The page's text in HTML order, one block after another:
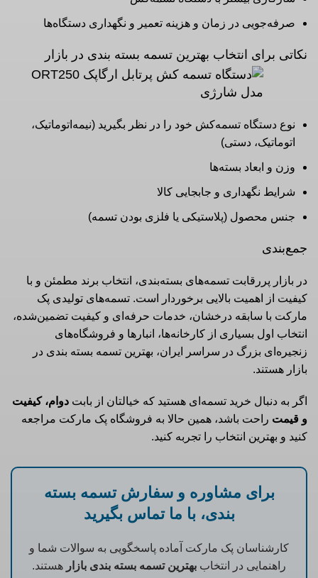
صرفه‌جویی در زمان و هزینه تعمیر و نگهداری دستگاه‌ها
نکاتی برای انتخاب بهترین تسمه بسته‌ بندی در بازار
نوع دستگاه تسمه‌کش خود را در نظر بگیرید (نیمه‌اتوماتیک،
اتوماتیک، دستی)
وزن و ابعاد بسته‌ها
شرایط نگهداری و جابجایی کالا
جنس محصول (پلاستیکی یا فلزی بودن تسمه)
جمع‌بندی
در بازار پررقابت تسمه‌های بسته‌بندی، انتخاب برند مطمئن و با
کیفیت از اهمیت بالایی برخوردار است. تسمه‌های تولیدی پک
مارکت با سابقه درخشان، خدمات حرفه‌ای و کیفیت تضمین‌شده،
انتخاب اول بسیاری از کارخانه‌ها، انبارها و فروشگاه‌های
زنجیره‌ای بزرگ در سراسر ایران، بهترین تسمه بسته‌ بندی در
بازار هستند.
اگر به دنبال خرید تسمه‌ای هستید که خیالتان از بابت دوام، کیفیت
و قیمت راحت باشد، همین حالا به فروشگاه پک مارکت مراجعه
کنید و بهترین انتخاب را تجربه کنید.
برای مشاوره و سفارش تسمه بسته
بندی، با ما تماس بگیرید
کارشناسان پک مارکت آماده پاسخگویی به سوالات شما و
راهنمایی در انتخاب بهترین تسمه بسته بندی بازار هستند.